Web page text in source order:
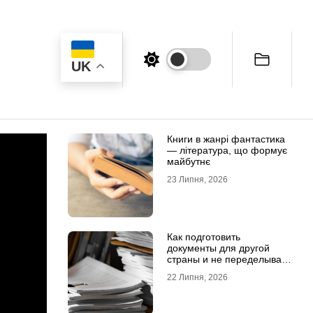
UK
Книги в жанрі фантастика
— література, що формує
майбутнє
23 Липня, 2026
Как подготовить
документы для другой
страны и не переделывать
22 Липня, 2026